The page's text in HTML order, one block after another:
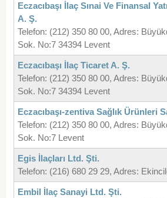
Eczacıbaşı İlaç Sınai Ve Finansal
A. Ş.
Telefon: (212) 350 80 00, Adres:
Sok. No:7 34394 Levent
Eczacıbaşı İlaç Ticaret A. Ş.
Telefon: (212) 350 80 00, Adres:
Sok. No:7 34394 Levent
Eczacıbaşı-zentiva Sağlık Ürünleri
Telefon: (212) 350 80 00, Adres:
Sok. No:7 Levent
Egis İlaçları Ltd. Şti.
Telefon: (216) 680 29 29, Adres:
Embil İlaç Sanayi Ltd. Şti.